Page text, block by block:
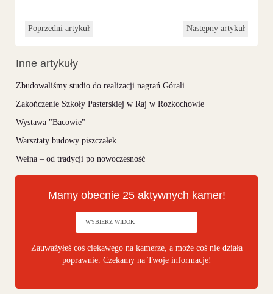
Poprzedni artykuł Następny artykuł
Inne artykuły
Zbudowaliśmy studio do realizacji nagrań Górali
Zakończenie Szkoły Pasterskiej w Raj w Rozkochowie
Wystawa "Bacowie"
Warsztaty budowy piszczałek
Wełna – od tradycji po nowoczesność
Mamy obecnie 25 aktywnych kamer!
Zauważyłeś coś ciekawego na kamerze, a może coś nie działa
poprawnie. Czekamy na Twoje informacje!